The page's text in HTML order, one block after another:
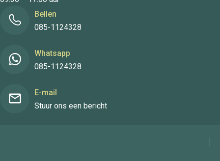
Bellen
085-1124328
Whatsapp
085-1124328
E-mail
Stuur ons een bericht